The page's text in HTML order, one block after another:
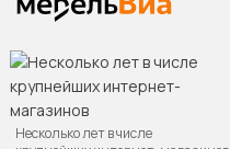
Несколько лет в числе